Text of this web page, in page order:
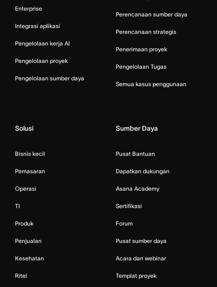
Enterprise
Integrasi aplikasi
Pengelolaan kerja AI
Pengelolaan proyek
Pengelolaan sumber daya
Perencanaan sumber daya
Perencanaan strategis
Penerimaan proyek
Pengelolaan Tugas
Semua kasus penggunaan
Solusi
Bisnis kecil
Pemasaran
Operasi
TI
Produk
Penjualan
Kesehatan
Ritel
Sumber Daya
Pusat Bantuan
Dapatkan dukungan
Asana Academy
Sertifikasi
Forum
Pusat sumber daya
Acara dan webinar
Templat proyek